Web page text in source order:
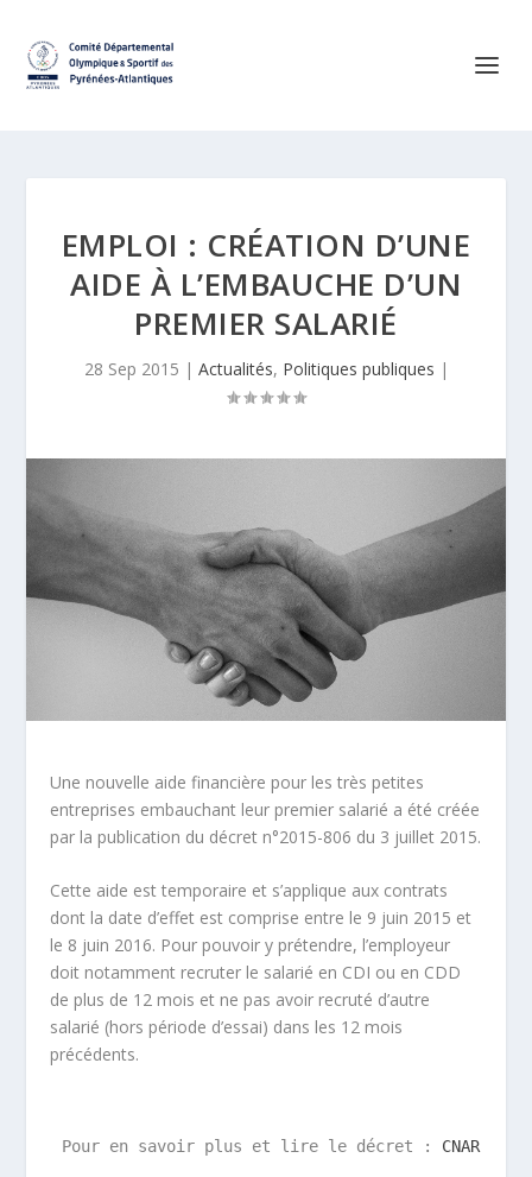
EMPLOI : CRÉATION D’UNE
AIDE À L’EMBAUCHE D’UN
PREMIER SALARIÉ
28 Sep 2015 | Actualités, Politiques publiques |
Une nouvelle aide financière pour les très petites
entreprises embauchant leur premier salarié a été créée
par la publication du décret n°2015-806 du 3 juillet 2015.
Cette aide est temporaire et s’applique aux contrats
dont la date d’effet est comprise entre le 9 juin 2015 et
le 8 juin 2016. Pour pouvoir y prétendre, l’employeur
doit notamment recruter le salarié en CDI ou en CDD
de plus de 12 mois et ne pas avoir recruté d’autre
salarié (hors période d’essai) dans les 12 mois
précédents.
Pour en savoir plus et lire le décret : CNAR